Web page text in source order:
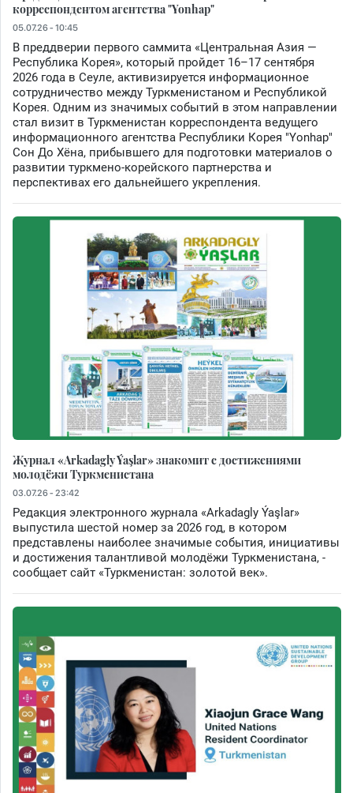
корреспондентом агентства "Yonhap"
05.07.26 - 10:45
В преддверии первого саммита «Центральная Азия —
Республика Корея», который пройдет 16–17 сентября
2026 года в Сеуле, активизируется информационное
сотрудничество между Туркменистаном и Республикой
Корея. Одним из значимых событий в этом направлении
стал визит в Туркменистан корреспондента ведущего
информационного агентства Республики Корея "Yonhap"
Сон До Хёна, прибывшего для подготовки материалов о
развитии туркмено-корейского партнерства и
перспективах его дальнейшего укрепления.
Журнал «Arkadagly Ýaşlar» знакомит с достижениями
молодёжи Туркменистана
03.07.26 - 23:42
Редакция электронного журнала «Arkadagly Ýaşlar»
выпустила шестой номер за 2026 год, в котором
представлены наиболее значимые события, инициативы
и достижения талантливой молодёжи Туркменистана, -
сообщает сайт «Туркменистан: золотой век».